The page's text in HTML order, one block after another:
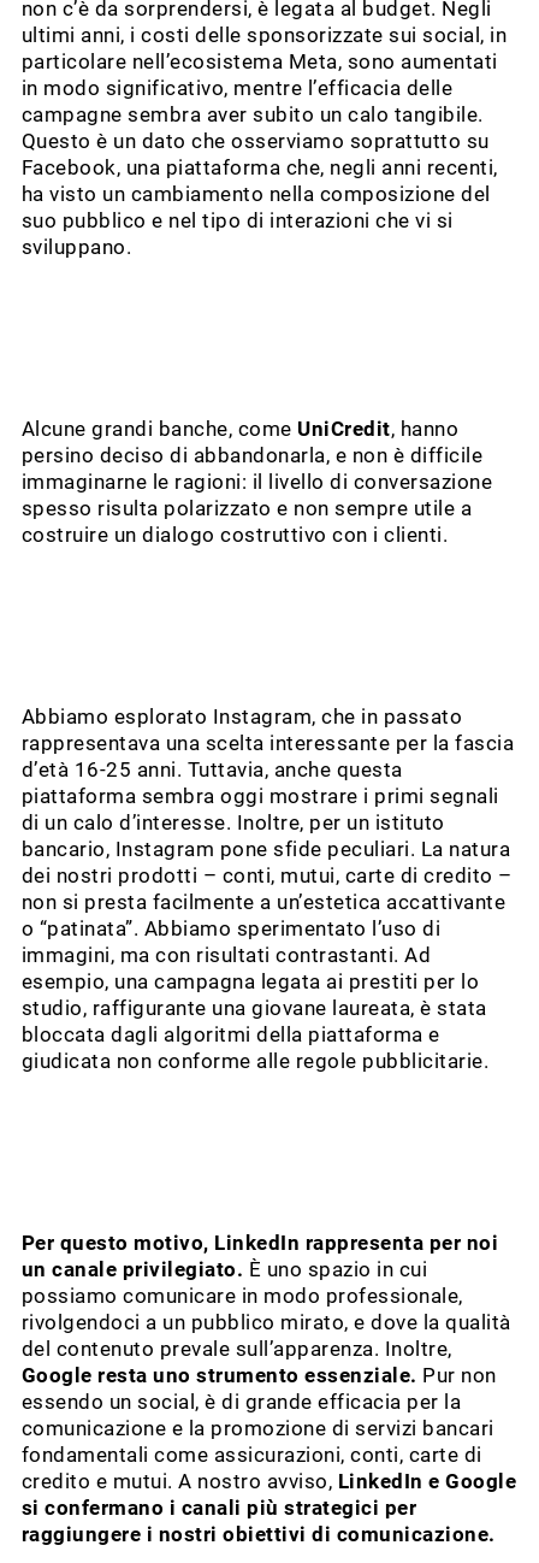
non c’è da sorprendersi, è legata al budget. Negli
ultimi anni, i costi delle sponsorizzate sui social, in
particolare nell’ecosistema Meta, sono aumentati
in modo significativo, mentre l’efficacia delle
campagne sembra aver subito un calo tangibile.
Questo è un dato che osserviamo soprattutto su
Facebook, una piattaforma che, negli anni recenti,
ha visto un cambiamento nella composizione del
suo pubblico e nel tipo di interazioni che vi si
sviluppano.
Alcune grandi banche, come UniCredit, hanno
persino deciso di abbandonarla, e non è difficile
immaginarne le ragioni: il livello di conversazione
spesso risulta polarizzato e non sempre utile a
costruire un dialogo costruttivo con i clienti.
Abbiamo esplorato Instagram, che in passato
rappresentava una scelta interessante per la fascia
d’età 16-25 anni. Tuttavia, anche questa
piattaforma sembra oggi mostrare i primi segnali
di un calo d’interesse. Inoltre, per un istituto
bancario, Instagram pone sfide peculiari. La natura
dei nostri prodotti – conti, mutui, carte di credito –
non si presta facilmente a un’estetica accattivante
o “patinata”. Abbiamo sperimentato l’uso di
immagini, ma con risultati contrastanti. Ad
esempio, una campagna legata ai prestiti per lo
studio, raffigurante una giovane laureata, è stata
bloccata dagli algoritmi della piattaforma e
giudicata non conforme alle regole pubblicitarie.
Per questo motivo, LinkedIn rappresenta per noi
un canale privilegiato. È uno spazio in cui
possiamo comunicare in modo professionale,
rivolgendoci a un pubblico mirato, e dove la qualità
del contenuto prevale sull’apparenza. Inoltre,
Google resta uno strumento essenziale. Pur non
essendo un social, è di grande efficacia per la
comunicazione e la promozione di servizi bancari
fondamentali come assicurazioni, conti, carte di
credito e mutui. A nostro avviso, LinkedIn e Google
si confermano i canali più strategici per
raggiungere i nostri obiettivi di comunicazione.